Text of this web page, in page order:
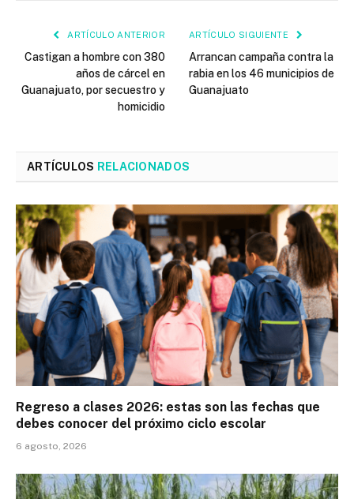
ARTÍCULO ANTERIOR
Castigan a hombre con 380
años de cárcel en
Guanajuato, por secuestro y
homicidio
ARTÍCULO SIGUIENTE
Arrancan campaña contra la
rabia en los 46 municipios de
Guanajuato
ARTÍCULOS RELACIONADOS
Regreso a clases 2026: estas son las fechas que
debes conocer del próximo ciclo escolar
6 agosto, 2026